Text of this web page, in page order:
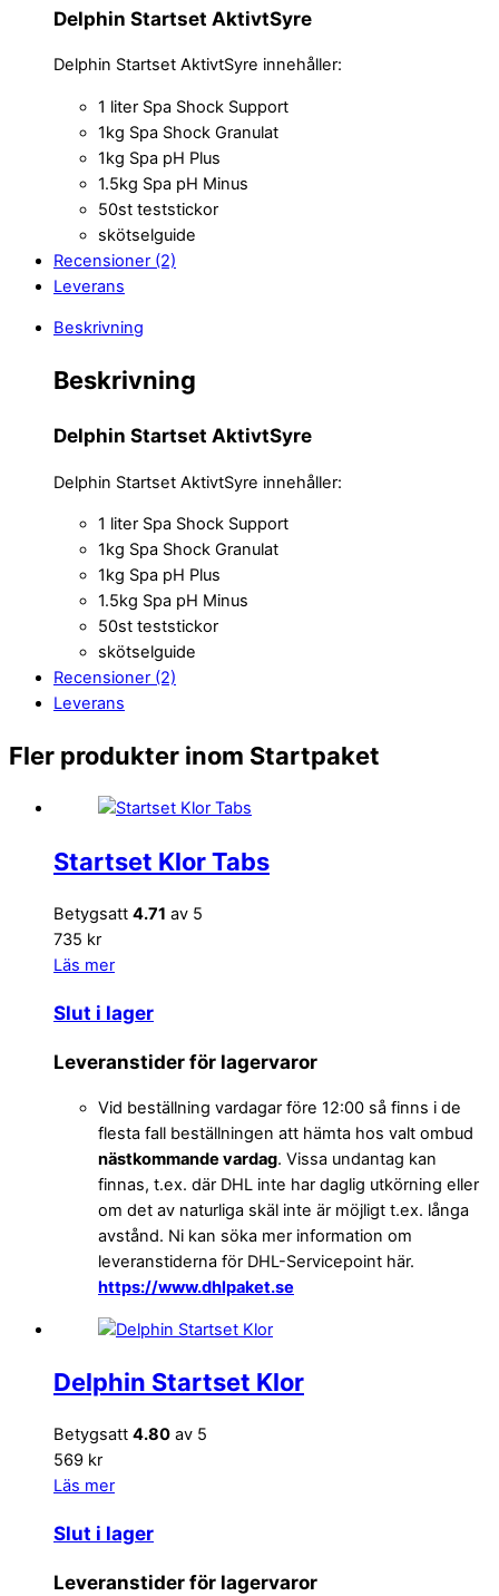
Delphin Startset AktivtSyre
Delphin Startset AktivtSyre innehåller:
1 liter Spa Shock Support
1kg Spa Shock Granulat
1kg Spa pH Plus
1.5kg Spa pH Minus
50st teststickor
skötselguide
Recensioner (2)
Leverans
Beskrivning
Beskrivning
Delphin Startset AktivtSyre
Delphin Startset AktivtSyre innehåller:
1 liter Spa Shock Support
1kg Spa Shock Granulat
1kg Spa pH Plus
1.5kg Spa pH Minus
50st teststickor
skötselguide
Recensioner (2)
Leverans
Fler produkter inom Startpaket
Startset Klor Tabs
Betygsatt 4.71 av 5
735 kr
Läs mer
Slut i lager
Leveranstider för lagervaror
Vid beställning vardagar före 12:00 så finns i de
flesta fall beställningen att hämta hos valt ombud
nästkommande vardag. Vissa undantag kan
finnas, t.ex. där DHL inte har daglig utkörning eller
om det av naturliga skäl inte är möjligt t.ex. långa
avstånd. Ni kan söka mer information om
leveranstiderna för DHL-Servicepoint här.
https://www.dhlpaket.se
Delphin Startset Klor
Betygsatt 4.80 av 5
569 kr
Läs mer
Slut i lager
Leveranstider för lagervaror